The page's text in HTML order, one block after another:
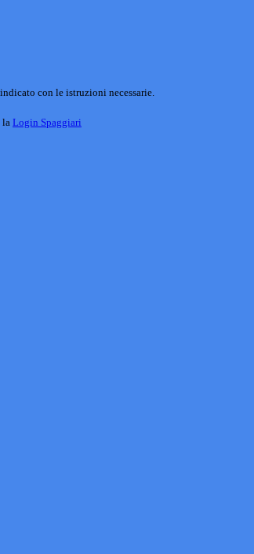
con le istruzioni necessarie.
la Login Spaggiari